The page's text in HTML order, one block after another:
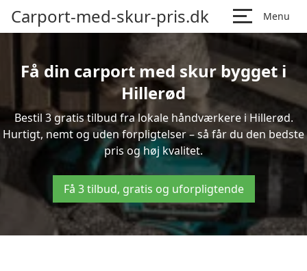
Carport-med-skur-pris.dk Menu
Få din carport med skur bygget i
Hillerød
Bestil 3 gratis tilbud fra lokale håndværkere i Hillerød.
Hurtigt, nemt og uden forpligtelser – så får du den bedste
pris og høj kvalitet.
Få 3 tilbud, gratis og uforpligtende